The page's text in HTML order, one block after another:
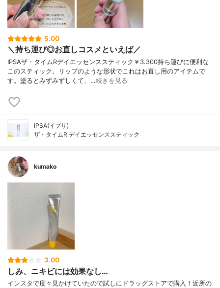
5.00
＼持ち運び◎お直しコスメといえば／
IPSAザ・タイムRデイエッセンススティック￥3.300持ち運びに便利な
このスティック。リップのような形状でこれはお直し用のアイテムで
す。塗るとみずみずしくて、…続きを見る
IPSA(イプサ)
ザ・タイムR デイエッセンススティック
kumako
3.00
しみ、ニキビには効果なし…
インスタで度々見かけていたので試しにドラッグストアで購入！近所の